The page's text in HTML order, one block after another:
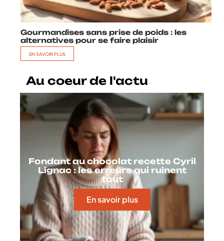
Gourmandises sans prise de poids : les
alternatives pour se faire plaisir
EN SAVOIR PLUS
Au coeur de l'actu
Fondant au chocolat recette Cyril
Lignac : les erreurs qui ruinent
tout
En savoir plus